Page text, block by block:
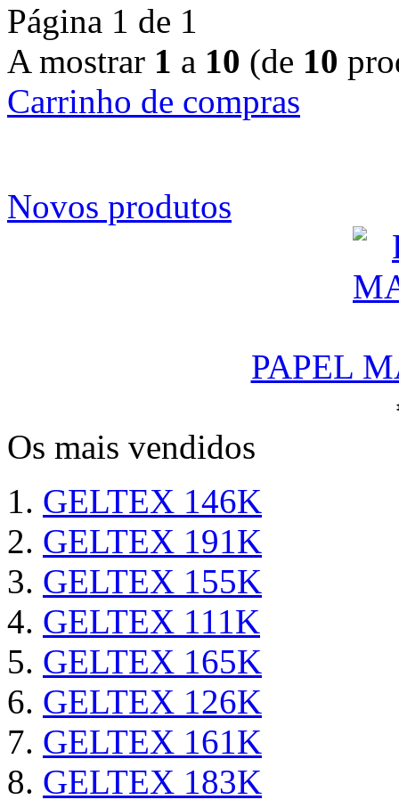
Página 1 de 1
A mostrar 1 a 10 (de 10
Carrinho de compras
Novos produtos
PAPEL
Os mais vendidos
GELTEX 146K
GELTEX 191K
GELTEX 155K
GELTEX 111K
GELTEX 165K
GELTEX 126K
GELTEX 161K
GELTEX 183K